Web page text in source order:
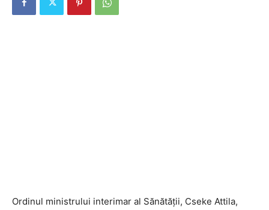
Ordinul ministrului interimar al Sănătății, Cseke Attila,